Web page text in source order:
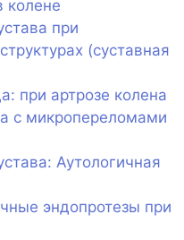
колене
при
(суставная
при артрозе колена
с микропереломами
Аутологичная
эндопротезы при